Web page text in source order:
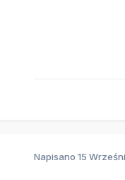
Napisano 15